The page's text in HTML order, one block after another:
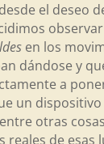
el deseo
en los
dándose y
a
un dispositivo
otras
reales de esas